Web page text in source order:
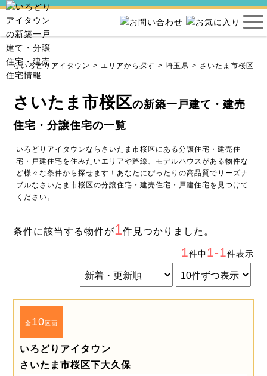
ならいろどりアイタウン エリアから探す 埼玉県 さいたま市桜区
さいたま市桜区の新築一戸建て・建売
住宅・分譲住宅の一覧
いろどりアイタウンならさいたま市桜区にある分譲住宅・建売住
宅・戸建住宅を住みたいエリアや路線、モデルハウスがある物件な
ど様々な条件から探せます！あなたにぴったりの高品質でリーズナ
ブルなさいたま市桜区の分譲住宅・建売住宅・戸建住宅を見つけて
ください。
条件に該当する物件が1件見つかりました。
1件中1-1件表示
全10区画
いろどりアイタウン
さいたま市桜区下大久保